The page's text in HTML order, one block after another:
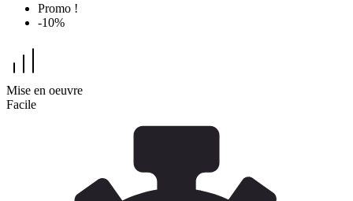
Promo !
-10%
Mise en oeuvre
Facile